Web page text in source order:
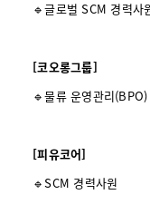
🔹글로벌 SCM 경력사
[코오롱그룹]
🔹물류 운영관리
[피유코어]
🔹SCM 경력사원